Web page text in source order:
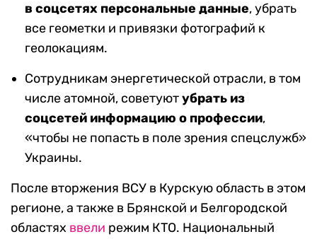
в соцсетях персональные данные, убрать
все геометки и привязки фотографий к
геолокациям.
Сотрудникам энергетической отрасли, в том
числе атомной, советуютубрать из
соцсетей информацию о профессии,
«чтобы не попасть в поле зрения спецслужб»
Украины.
После вторжения ВСУ в Курскую область в этом
регионе, а также в Брянской и Белгородской
областях ввели режим КТО. Национальный